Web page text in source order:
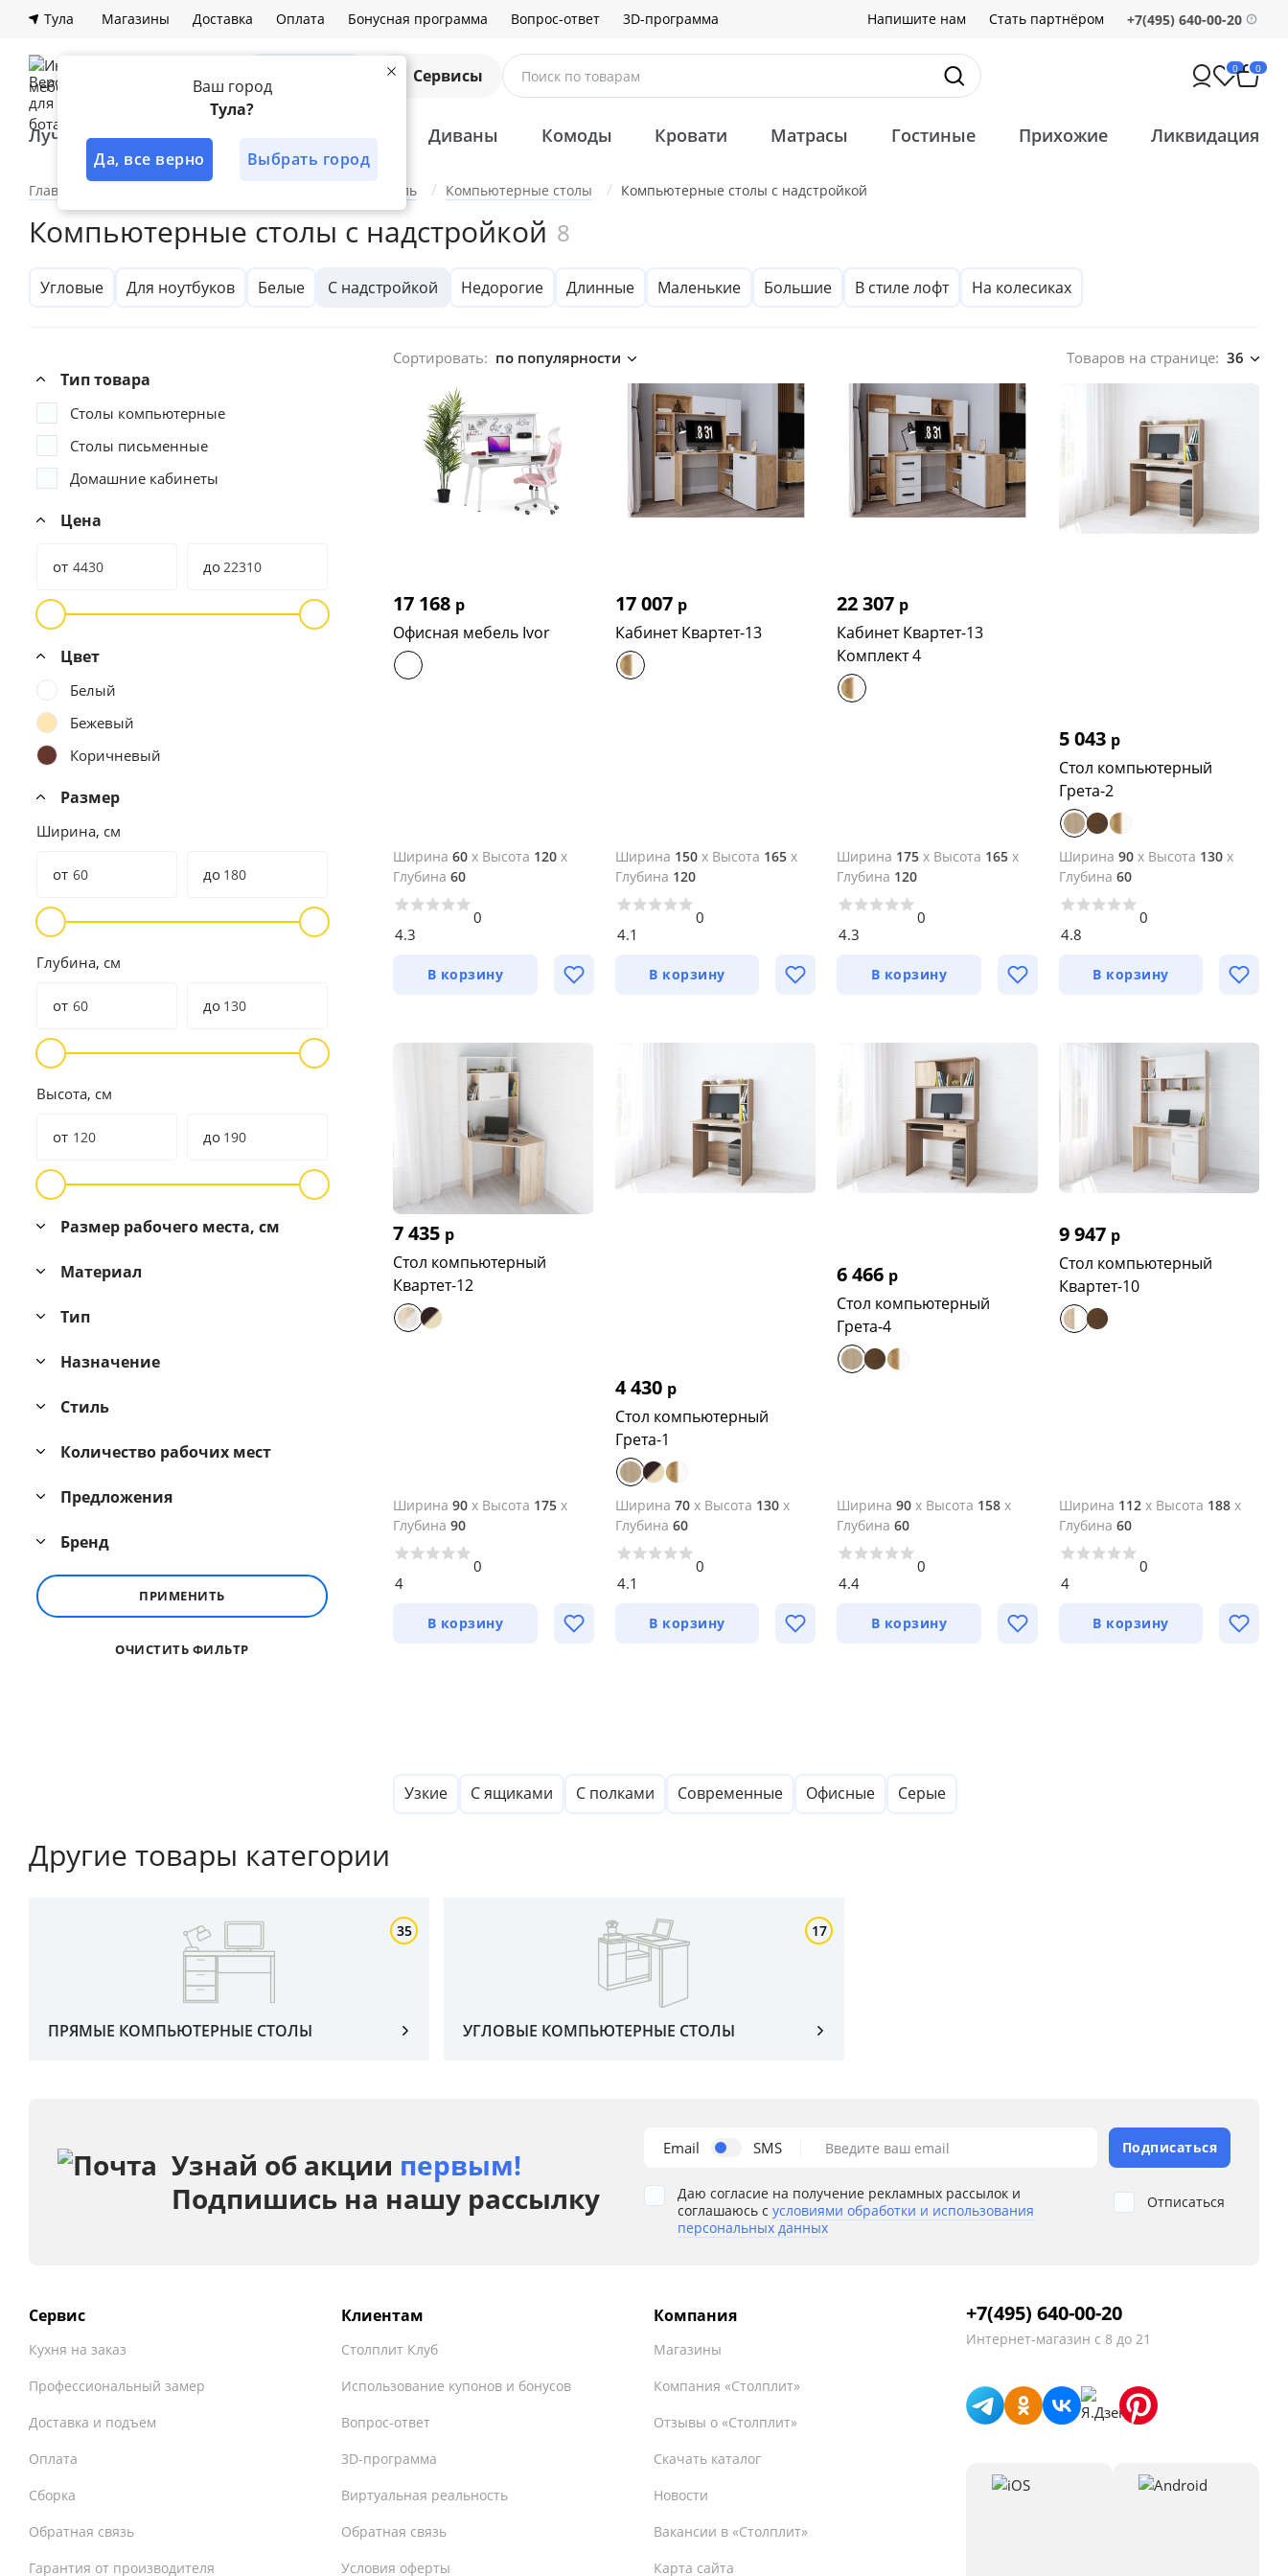
Ваш город
Тула?
Да, все верно Выбрать город
Тула Магазины Доставка Оплата Бонусная программа Вопрос-ответ 3D-программа Напишите нам Стать партнёром +7(495) 640-00-20
Сервисы Поиск по товарам 0 0
Лучшее решение Диваны Комоды Кровати Матрасы Гостиные Прихожие Ликвидация
Главная Офисная мебель Компьютерные столы Компьютерные столы с надстройкой
Компьютерные столы с надстройкой 8
Угловые Для ноутбуков Белые С надстройкой Недорогие Длинные Маленькие Большие В стиле лофт На колесиках
Тип товара
Столы компьютерные
Столы письменные
Домашние кабинеты
Цена
от до
Цвет
Белый
Бежевый
Коричневый
Размер
Ширина, см
от до
Глубина, см
от до
Высота, см
от до
Размер рабочего места, см
Материал
Тип
Назначение
Стиль
Количество рабочих мест
Предложения
Бренд
ПРИМЕНИТЬ
ОЧИСТИТЬ ФИЛЬТР
Сортировать: по популярности Товаров на странице: 36
17 168 р
Офисная мебель Ivor
Ширина 60 x Высота 120 x
Глубина 60
4.3
0
В корзину
17 007 р
Кабинет Квартет-13
Ширина 150x Высота 165x
Глубина 120
4.1
0
В корзину
22 307 р
Кабинет Квартет-13
Комплект 4
Ширина 175 x Высота 165 x
Глубина 120
4.3
0
В корзину
5 043 р
Стол компьютерный
Грета-2
Ширина 90x Высота 130x
Глубина 60
4.8
0
В корзину
7 435 р
Стол компьютерный
Квартет-12
Ширина 90 x Высота 175 x
Глубина 90
4
0
В корзину
4 430 р
Стол компьютерный
Грета-1
Ширина 70x Высота 130x
Глубина 60
4.1
0
В корзину
6 466 р
Стол компьютерный
Грета-4
Ширина 90 x Высота 158 x
Глубина 60
4.4
0
В корзину
9 947 р
Стол компьютерный
Квартет-10
Ширина 112x Высота 188x
Глубина 60
4
0
В корзину
Узкие С ящиками C полками Современные Офисные Серые
Другие товары категории
35
ПРЯМЫЕ КОМПЬЮТЕРНЫЕ СТОЛЫ
17
УГЛОВЫЕ КОМПЬЮТЕРНЫЕ СТОЛЫ
Узнай об акции первым!
Подпишись на нашу рассылку
Email SMS Введите ваш email Подписаться
Даю согласие на получение рекламных рассылок и
соглашаюсь с условиями обработки и использования
персональных данных
Отписаться
Сервис
Кухня на заказ
Профессиональный замер
Доставка и подъем
Оплата
Сборка
Обратная связь
Гарантия от производителя
Клиентам
Столплит Клуб
Использование купонов и бонусов
Вопрос-ответ
3D-программа
Виртуальная реальность
Обратная связь
Условия оферты
Компания
Магазины
Компания «Столплит»
Отзывы о «Столплит»
Скачать каталог
Новости
Вакансии в «Столплит»
Карта сайта
+7(495) 640-00-20
Интернет-магазин с 8 до 21